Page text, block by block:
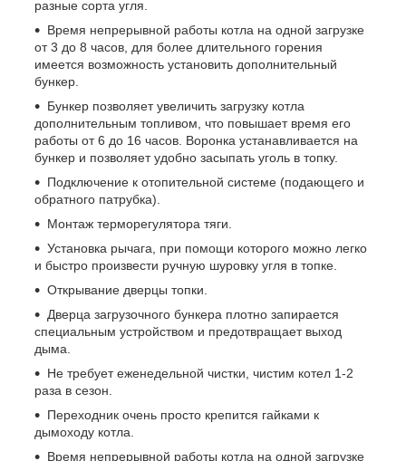
разные сорта угля.
Время непрерывной работы котла на одной загрузке
от 3 до 8 часов, для более длительного горения
имеется возможность установить дополнительный
бункер.
Бункер позволяет увеличить загрузку котла
дополнительным топливом, что повышает время его
работы от 6 до 16 часов. Воронка устанавливается на
бункер и позволяет удобно засыпать уголь в топку.
Подключение к отопительной системе (подающего и
обратного патрубка).
Монтаж терморегулятора тяги.
Установка рычага, при помощи которого можно легко
и быстро произвести ручную шуровку угля в топке.
Открывание дверцы топки.
Дверца загрузочного бункера плотно запирается
специальным устройством и предотвращает выход
дыма.
Не требует еженедельной чистки, чистим котел 1-2
раза в сезон.
Переходник очень просто крепится гайками к
дымоходу котла.
Время непрерывной работы котла на одной загрузке